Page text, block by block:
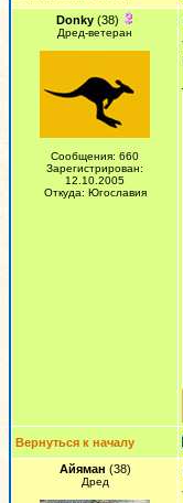
Donky(38)
Дред-ветеран
Сообщения: 660
Зарегистрирован:
12.10.2005
Откуда: Югославия
Вернуться к началу
Айяман (38)
Дред